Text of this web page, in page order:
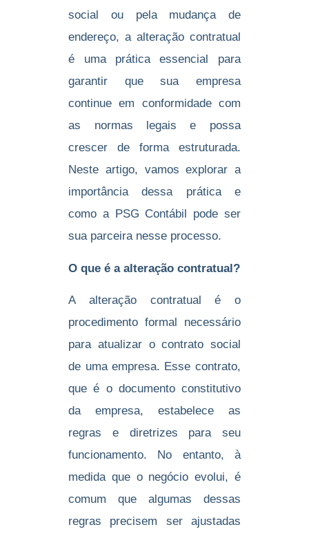
social ou pela mudança de
endereço, a alteração contratual
é uma prática essencial para
garantir que sua empresa
continue em conformidade com
as normas legais e possa
crescer de forma estruturada.
Neste artigo, vamos explorar a
importância dessa prática e
como a PSG Contábil pode ser
sua parceira nesse processo.
O que é a alteração contratual?
A alteração contratual é o
procedimento formal necessário
para atualizar o contrato social
de uma empresa. Esse contrato,
que é o documento constitutivo
da empresa, estabelece as
regras e diretrizes para seu
funcionamento. No entanto, à
medida que o negócio evolui, é
comum que algumas dessas
regras precisem ser ajustadas